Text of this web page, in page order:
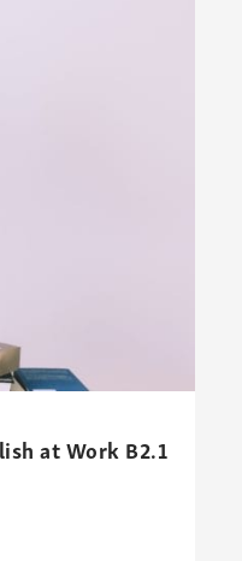
at Work B2.1